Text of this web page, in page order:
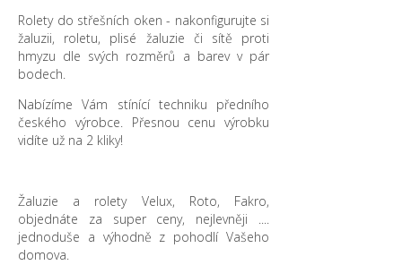
Rolety do střešních oken - nakonfigurujte si
žaluzii, roletu, plisé žaluzie či sítě proti
hmyzu dle svých rozměrů a barev v pár
bodech.
Nabízíme Vám stínící techniku předního
českého výrobce. Přesnou cenu výrobku
vidíte už na 2 kliky!
Žaluzie a rolety Velux, Roto, Fakro,
objednáte za super ceny, nejlevněji ....
jednoduše a výhodně z pohodlí Vašeho
domova.